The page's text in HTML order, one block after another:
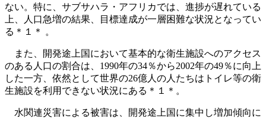
ない。特に、サブサハラ・アフリカでは、進捗が遅れている
上、人口急増の結果、目標達成が一層困難な状況となってい
る＊１＊ 。
また、開発途上国において基本的な衛生施設へのアクセス
のある人口の割合は、1990年の34％から2002年の49％に向上
した一方、依然として世界の26億人の人たちはトイレ等の衛
生施設を利用できない状況にある＊１＊。
水関連災害による被害は、開発途上国に集中し増加傾向に